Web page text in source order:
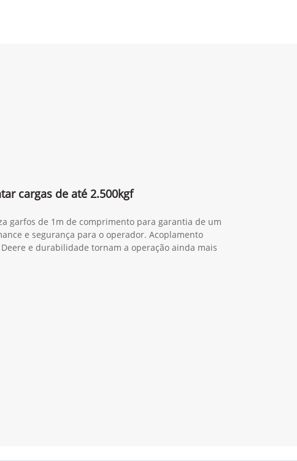
cargas de até 2.500kgf
garfos de 1m de comprimento para garantia de um
e segurança para o operador. Acoplamento
e durabilidade tornam a operação ainda mais